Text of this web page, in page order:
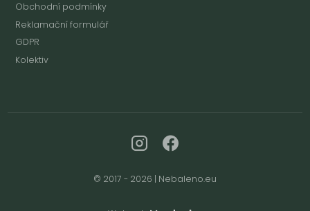
Obchodní podmínky
Reklamační formulář
GDPR
Kolektiv
© 2017 - 2026 | Nebaleno.eu